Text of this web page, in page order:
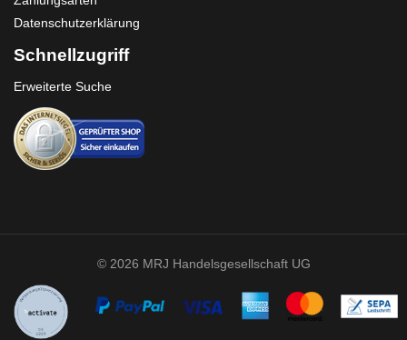
Datenschutzerklärung
Schnellzugriff
Erweiterte Suche
© 2026 MRJ Handelsgesellschaft UG